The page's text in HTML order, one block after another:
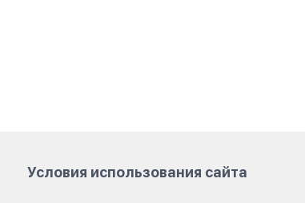
Условия использования сайта